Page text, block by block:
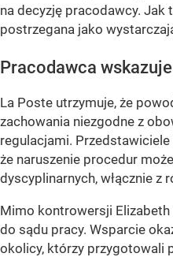
na decyzję pracodawcy. Jak
postrzegana jako
Pracodawca
La Poste utrzymuje, że
zachowania niezgodne z
regulacjami.
że naruszenie procedur
dyscyplinarnych, włącznie z
Mimo kontrowersji
do sądu pracy. Wsparcie
okolicy, którzy przygotowali